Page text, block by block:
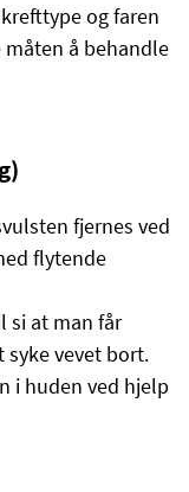
og faren
å behandle
fjernes ved
flytende
si at man får
syke vevet bort.
i huden ved hjelp